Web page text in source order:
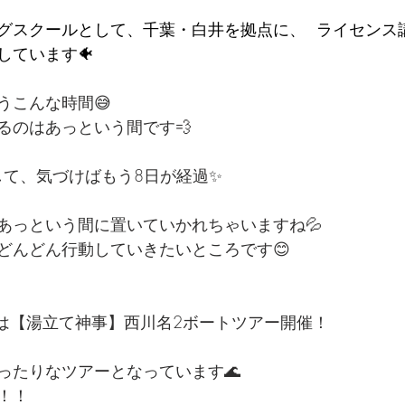
スクールとして、千葉・白井を拠点に、  ライセンス
ています🐠
こんな時間😅
のはあっという間です💨
、気づけばもう8日が経過✨
っという間に置いていかれちゃいますね💦
んどん行動していきたいところです😊
湯立て神事】西川名2ボートツアー開催！
たりなツアーとなっています🌊
！